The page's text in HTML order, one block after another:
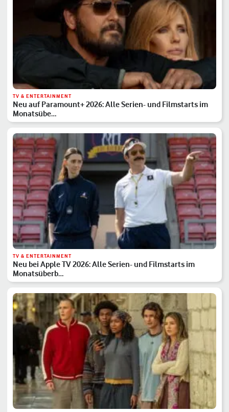
TV & ENTERTAINMENT
Neu auf Paramount+ 2026: Alle Serien- und Filmstarts im
Monatsübe…
TV & ENTERTAINMENT
Neu bei Apple TV 2026: Alle Serien- und Filmstarts im
Monatsüberb…